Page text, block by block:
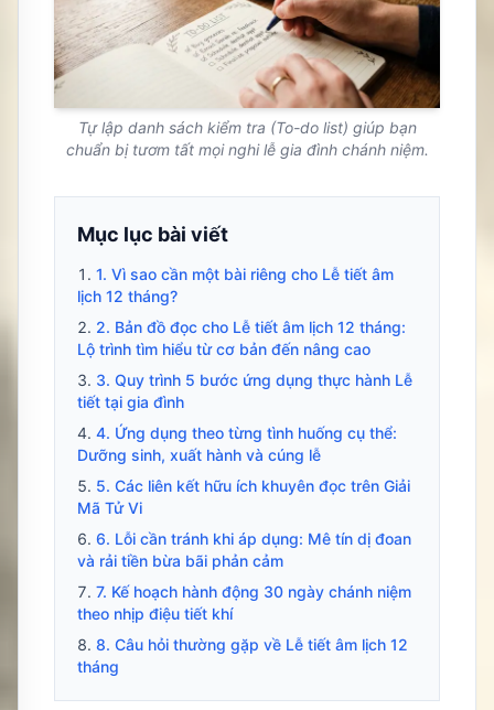
Tự lập danh sách kiểm tra (To-do list) giúp bạn
chuẩn bị tươm tất mọi nghi lễ gia đình chánh niệm.
Mục lục bài viết
1. Vì sao cần một bài riêng cho Lễ tiết âm
lịch 12 tháng?
2. Bản đồ đọc cho Lễ tiết âm lịch 12 tháng:
Lộ trình tìm hiểu từ cơ bản đến nâng cao
3. Quy trình 5 bước ứng dụng thực hành Lễ
tiết tại gia đình
4. Ứng dụng theo từng tình huống cụ thể:
Dưỡng sinh, xuất hành và cúng lễ
5. Các liên kết hữu ích khuyên đọc trên Giải
Mã Tử Vi
6. Lỗi cần tránh khi áp dụng: Mê tín dị đoan
và rải tiền bừa bãi phản cảm
7. Kế hoạch hành động 30 ngày chánh niệm
theo nhịp điệu tiết khí
8. Câu hỏi thường gặp về Lễ tiết âm lịch 12
tháng